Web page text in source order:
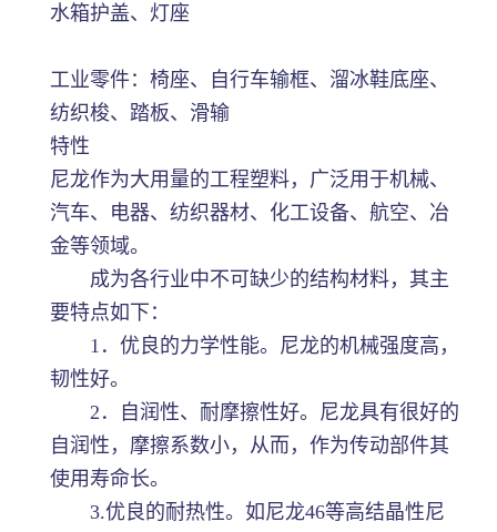
水箱护盖、灯座
工业零件：椅座、自行车输框、溜冰鞋底座、
纺织梭、踏板、滑输
特性
尼龙作为大用量的工程塑料，广泛用于机械、
汽车、电器、纺织器材、化工设备、航空、冶
金等领域。
成为各行业中不可缺少的结构材料，其主
要特点如下：
1．优良的力学性能。尼龙的机械强度高，
韧性好。
2．自润性、耐摩擦性好。尼龙具有很好的
自润性，摩擦系数小，从而，作为传动部件其
使用寿命长。
3.优良的耐热性。如尼龙46等高结晶性尼